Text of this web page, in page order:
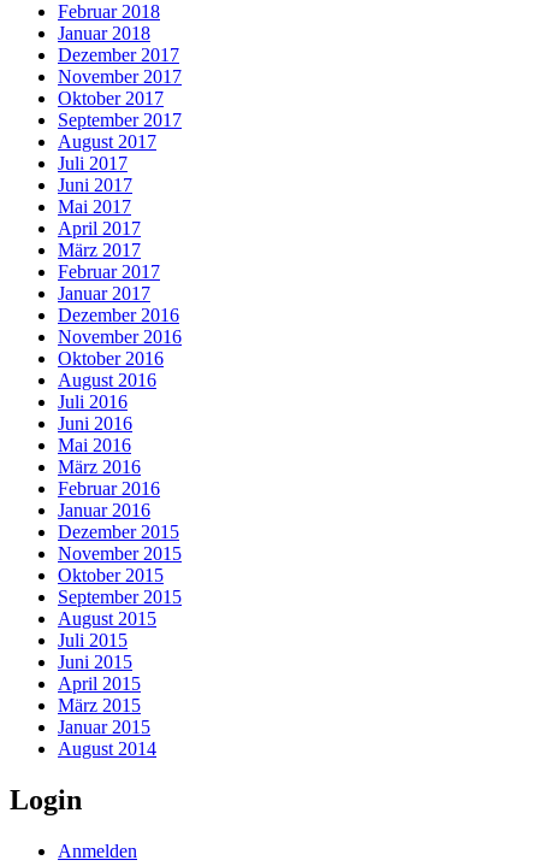
Februar 2018
Januar 2018
Dezember 2017
November 2017
Oktober 2017
September 2017
August 2017
Juli 2017
Juni 2017
Mai 2017
April 2017
März 2017
Februar 2017
Januar 2017
Dezember 2016
November 2016
Oktober 2016
August 2016
Juli 2016
Juni 2016
Mai 2016
März 2016
Februar 2016
Januar 2016
Dezember 2015
November 2015
Oktober 2015
September 2015
August 2015
Juli 2015
Juni 2015
April 2015
März 2015
Januar 2015
August 2014
Login
Anmelden